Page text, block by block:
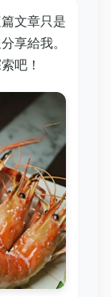
文章只是
享給我。
吧！